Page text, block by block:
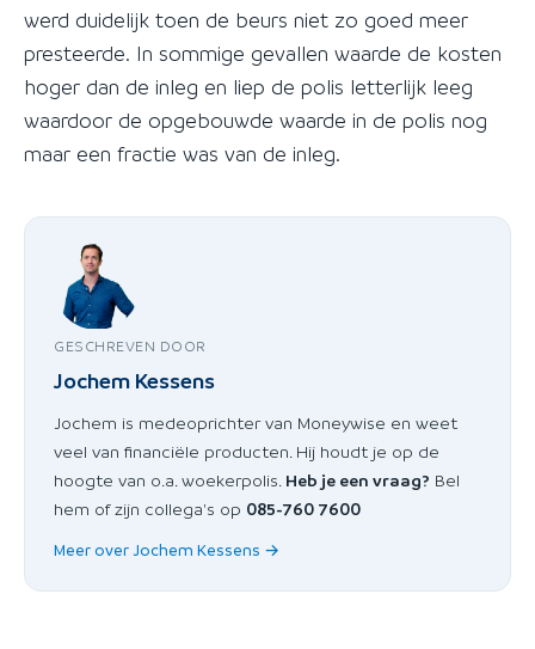
werd duidelijk toen de beurs niet zo goed meer
presteerde. In sommige gevallen waarde de kosten
hoger dan de inleg en liep de polis letterlijk leeg
waardoor de opgebouwde waarde in de polis nog
maar een fractie was van de inleg.
GESCHREVEN DOOR
Jochem Kessens
Jochem is medeoprichter van Moneywise en weet
veel van financiële producten. Hij houdt je op de
hoogte van o.a. woekerpolis. Heb je een vraag? Bel
hem of zijn collega's op 085-760 7600
Meer over Jochem Kessens →